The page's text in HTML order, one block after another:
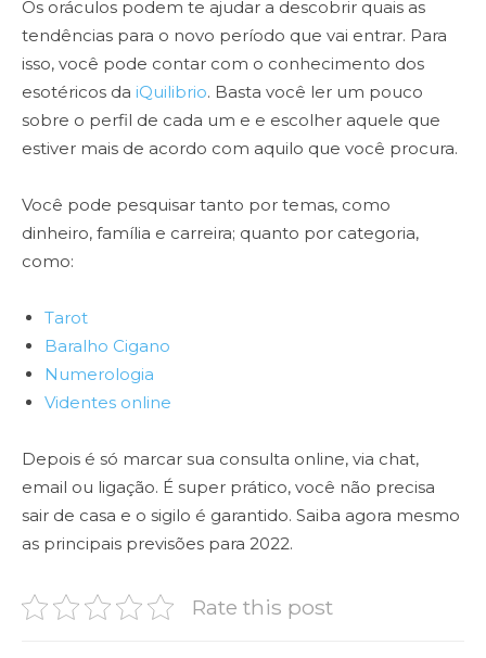
Os oráculos podem te ajudar a descobrir quais as
tendências para o novo período que vai entrar. Para
isso, você pode contar com o conhecimento dos
esotéricos da iQuilibrio. Basta você ler um pouco
sobre o perfil de cada um e e escolher aquele que
estiver mais de acordo com aquilo que você procura.
Você pode pesquisar tanto por temas, como
dinheiro, família e carreira; quanto por categoria,
como:
Tarot
Baralho Cigano
Numerologia
Videntes online
Depois é só marcar sua consulta online, via chat,
email ou ligação. É super prático, você não precisa
sair de casa e o sigilo é garantido. Saiba agora mesmo
as principais previsões para 2022.
Rate this post